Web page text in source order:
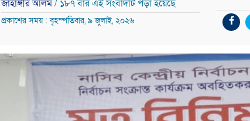
জাহাঙ্গীর আলম/ ১৮৭ বার এই সংবাদটি পড়া হয়েছে
প্রকাশের সময় : বৃহস্পতিবার, ৯ জুলাই, ২০২৬